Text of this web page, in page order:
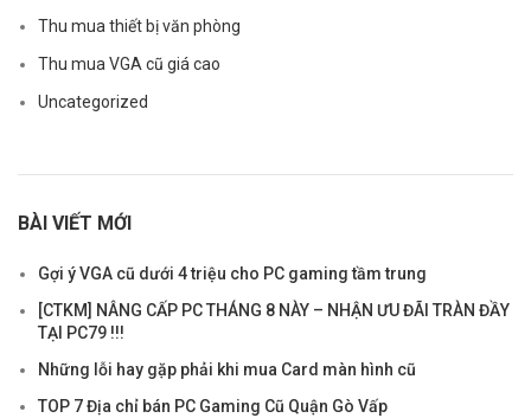
Thu mua thiết bị văn phòng
Thu mua VGA cũ giá cao
Uncategorized
BÀI VIẾT MỚI
Gợi ý VGA cũ dưới 4 triệu cho PC gaming tầm trung
[CTKM] NÂNG CẤP PC THÁNG 8 NÀY – NHẬN ƯU ĐÃI TRÀN ĐẦY
TẠI PC79 !!!
Những lỗi hay gặp phải khi mua Card màn hình cũ
TOP 7 Địa chỉ bán PC Gaming Cũ Quận Gò Vấp